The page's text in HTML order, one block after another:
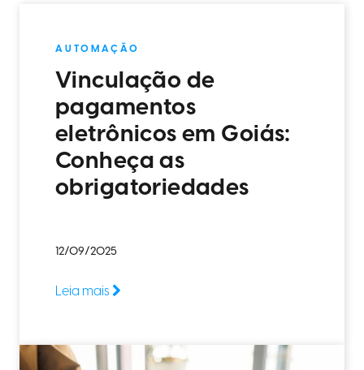
AUTOMAÇÃO
Vinculação de
pagamentos
eletrônicos em Goiás:
Conheça as
obrigatoriedades
12/09/2025
Leia mais